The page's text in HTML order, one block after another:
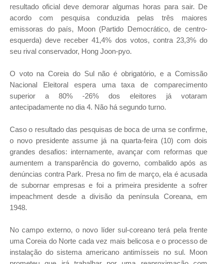
resultado oficial deve demorar algumas horas para sair. De
acordo com pesquisa conduzida pelas três maiores
emissoras do país, Moon (Partido Democrático, de centro-
esquerda) deve receber 41,4% dos votos, contra 23,3% do
seu rival conservador, Hong Joon-pyo.
O voto na Coreia do Sul não é obrigatório, e a Comissão
Nacional Eleitoral espera uma taxa de comparecimento
superior a 80% -26% dos eleitores já votaram
antecipadamente no dia 4. Não há segundo turno.
Caso o resultado das pesquisas de boca de urna se confirme,
o novo presidente assume já na quarta-feira (10) com dois
grandes desafios: internamente, avançar com reformas que
aumentem a transparência do governo, combalido após as
denúncias contra Park. Presa no fim de março, ela é acusada
de subornar empresas e foi a primeira presidente a sofrer
impeachment desde a divisão da península Coreana, em
1948.
No campo externo, o novo líder sul-coreano terá pela frente
uma Coreia do Norte cada vez mais belicosa e o processo de
instalação do sistema americano antimísseis no sul. Moon